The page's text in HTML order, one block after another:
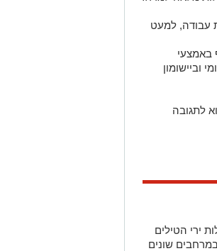
עבודה, למעט
באמצעי
וביישומון
לתגובה
ירי הטילים
שונים